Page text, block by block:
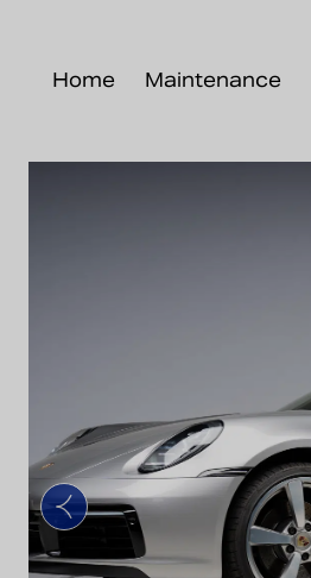
Home Maintenance